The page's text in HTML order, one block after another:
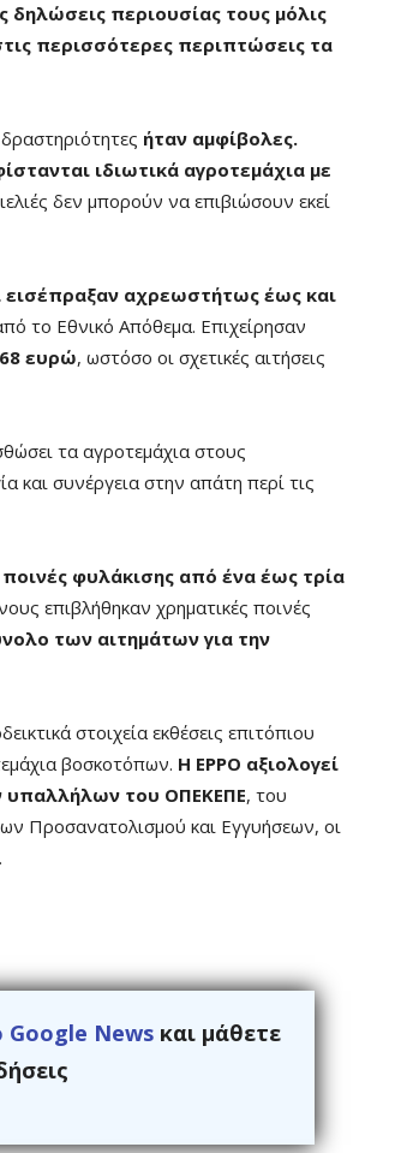
δηλώσεις περιουσίας τους μόλις
περισσότερες περιπτώσεις τα
ήταν αμφίβολες.
ιδιωτικά αγροτεμάχια με
δεν μπορούν να επιβιώσουν εκεί
εισέπραξαν αχρεωστήτως έως και
το Εθνικό Απόθεμα. Επιχείρησαν
ευρώ, ωστόσο οι σχετικές αιτήσεις
τα αγροτεμάχια στους
και συνέργεια στην απάτη περί τις
φυλάκισης από ένα έως τρία
επιβλήθηκαν χρηματικές ποινές
των αιτημάτων για την
στοιχεία εκθέσεις επιτόπιου
βοσκοτόπων. Η EPPO αξιολογεί
υπαλλήλων του ΟΠΕΚΕΠΕ, του
Προσανατολισμού και Εγγυήσεων, οι
Google Newsκαι μάθετε